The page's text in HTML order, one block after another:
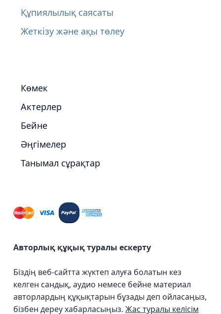
Құпиялылық саясаты
Жеткізу және ақы төлеу
Көмек
Актерлер
Бейне
Әңгімелер
Танымал сұрақтар
Авторлық құқық туралы ескерту
Біздің веб-сайтта жүктеп алуға болатын кез
келген сандық, аудио немесе бейне материал
авторлардың құқықтарын бұзады деп ойласаңыз,
бізбен дереу хабарласыңыз. Жас туралы келісім